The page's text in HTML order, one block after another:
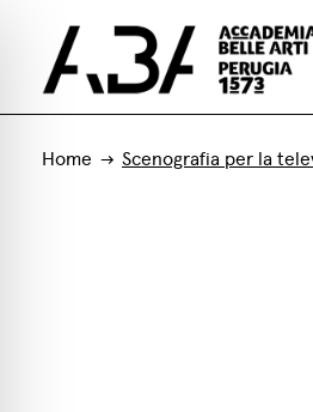
Home Scenografia per la